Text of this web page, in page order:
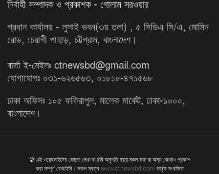
নির্বাহী সম্পাদক ও প্রকাশক - গোলাম সরওয়ার
প্রধান কার্যালয় - লুসাই ভবন(৩য় তলা) , ৫ সিডিএ সি/এ, মোমিন
রোড, চেরাগী পাহাড়, চট্টগ্রাম, বাংলাদেশ।
বার্তা ই-মেইলঃ ctnewsbd@gmail.com
যোগাযোগঃ ০৩১-৬২৬৫৬৩, ০১৮১৮-৪৭১৫৬৮
ঢাকা অফিসঃ ১০৫ ফকিরাপুল, মালেক মার্কেট, ঢাকা-১০০০,
বাংলাদেশ।
© এই ওয়েবসাইটের কোনো লেখা বা ছবি অনুমতি ছাড়া নকল করা বা অন্য কোথাও প্রকাশ
করা সম্পূর্ণ বেআইনি। সকল স্বত্ব www.ctnewsbd.com কর্তৃক সংরক্ষিত